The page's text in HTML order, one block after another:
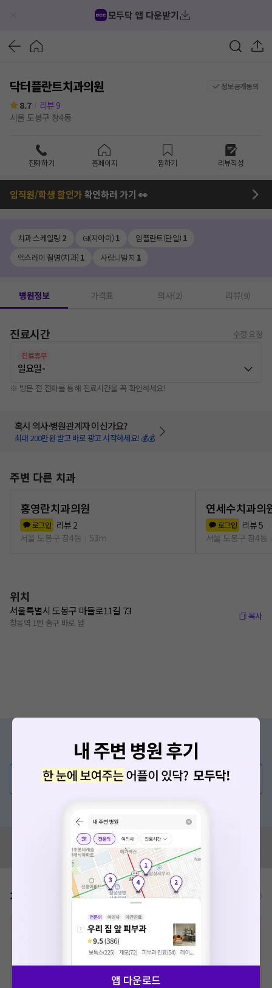
모두닥 앱 다운받기
닥터플란트치과의원 정보공개동의
8.7 리뷰 9
서울 도봉구 창4동
전화하기 홈페이지 찜하기 리뷰작성
임직원/학생 할인가확인하러 가기 👀
치과 스케일링 2 GI(지아이) 1 임플란트(단일) 1
엑스레이 촬영(치과) 1 사랑니발치 1
병원정보 가격표 의사(2) 리뷰(9)
진료시간 수정 요청
진료휴무
일요일-
※ 방문 전 전화를 통해 진료시간을 꼭 확인하세요!
혹시 의사·병원관계자 이신가요?
최대 200만원 받고 바로 광고 시작하세요! 💰💰
주변 다른 치과
홍영란치과의원
로그인 리뷰 2
서울 도봉구 창4동
53m
연세수치과의
로그인 리뷰5
서울 도봉구 창4동
위치
서울특별시 도봉구 마들로11길 73
창동역 1번 출구 바로 앞
복사
증상/치료, 궁금한 점이 있나요?
의사가 직접 답해드려요!
💬 무엇이든 물어보세요
혹시 잘못된 병원정보가 있나요?
모두닥 팀에 알려주세요!
가격표 비급여/급여 진료란?
비급여 항목의 경우,추가비용 등으로 실제 가격과 상이할 수 있으니, 정확
한 가격은 해당 의료기관에 직접 문의해주세요.
건강보험심사평가원에 고지되어 있는 급여 진료 기준 가
격입니다. (진료와 연관된 복합적인 비용이 추가되어, 병원마다 금액이 다르게
산정될 수 있는 점 참고 바랍니다.)
VAT 포함앱 다운로드